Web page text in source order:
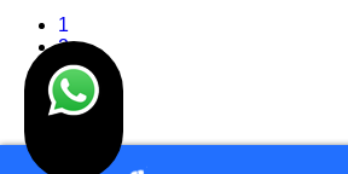
1
2
3
4
>>